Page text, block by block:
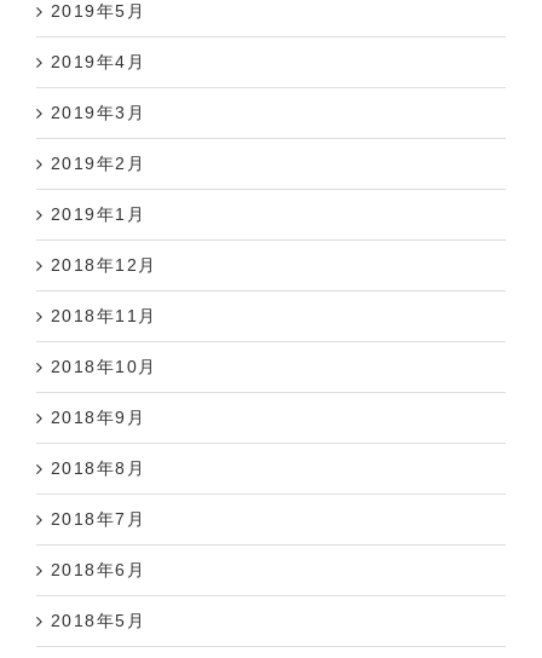
2019年5月
2019年4月
2019年3月
2019年2月
2019年1月
2018年12月
2018年11月
2018年10月
2018年9月
2018年8月
2018年7月
2018年6月
2018年5月